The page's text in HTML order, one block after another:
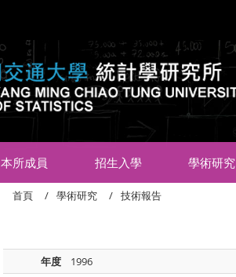
本所成員 招生入學 學術研究
首頁 學術研究 技術報告
年度
1996